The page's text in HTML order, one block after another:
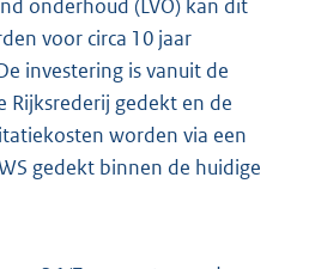
onderhoud (LVO) kan dit
voor circa 10 jaar
investering is vanuit de
Rijksrederij gedekt en de
worden via een
gedekt binnen de huidige